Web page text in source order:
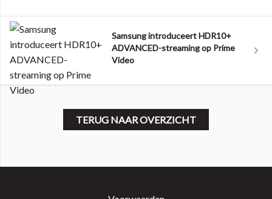
Samsung introduceert HDR10+
ADVANCED-streaming op Prime
Video
TERUG NAAR OVERZICHT